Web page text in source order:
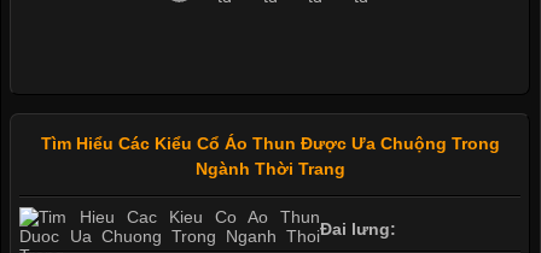
Tìm Hiểu Các Kiểu Cổ Áo Thun Được Ưa Chuộng Trong
Ngành Thời Trang
Đai lưng: